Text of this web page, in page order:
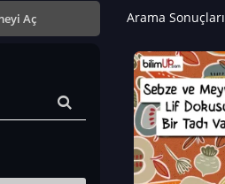
Aç Arama Sonuçları